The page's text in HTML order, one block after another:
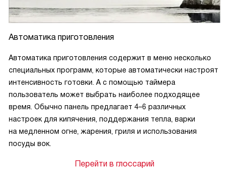
Автоматика приготовления
Автоматика приготовления содержит в меню несколько
специальных программ, которые автоматически настроят
интенсивность готовки. А с помощью таймера
пользователь может выбрать наиболее подходящее
время. Обычно панель предлагает 4–6 различных
настроек для кипячения, поддержания тепла, варки
на медленном огне, жарения, гриля и использования
посуды вок.
Перейти в глоссарий